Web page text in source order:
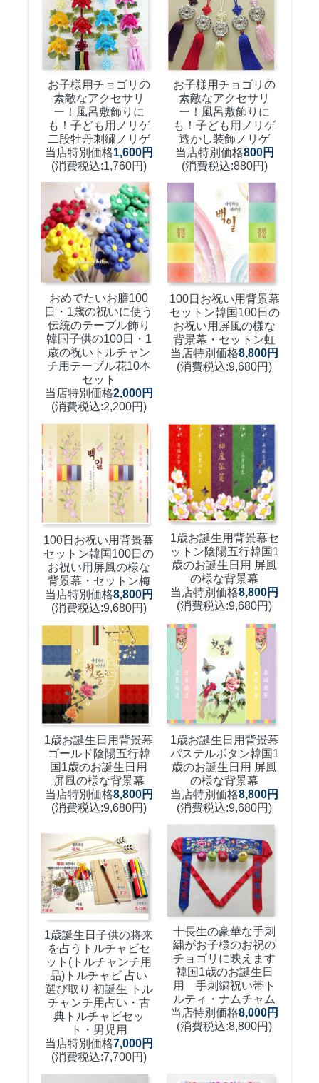
お子様用チョゴリの
素敵なアクセサリ
ー！風呂敷飾りに
も！ 子ども用ノリゲ
二段牡丹刺繍ノリゲ
当店特別価格1,600円
(消費税込:1,760円)
お子様用チョゴリの
素敵なアクセサリ
ー！風呂敷飾りに
も！子ども用ノリゲ
透かし装飾ノリゲ
当店特別価格800円
(消費税込:880円)
おめでたいお膳100
日・1歳の祝いに使う
伝統のテーブル飾り
韓国子供の100日・1
歳の祝いトルチャン
チ用テーブル花10本
セット
当店特別価格2,000円
(消費税込:2,200円)
100日お祝い用背景幕
セットン韓国100日の
お祝い用屏風の様な
背景幕・セットン虹
当店特別価格8,800円
(消費税込:9,680円)
100日お祝い用背景幕
セットン韓国100日の
お祝い用屏風の様な
背景幕・セットン梅
当店特別価格8,800円
(消費税込:9,680円)
1歳お誕生用背景幕セ
ットン陰陽五行韓国1
歳のお誕生日用 屏風
の様な背景幕
当店特別価格8,800円
(消費税込:9,680円)
1歳お誕生日用背景幕
ゴールド陰陽五行韓
国1歳のお誕生日用
屏風の様な背景幕
当店特別価格8,800円
(消費税込:9,680円)
1歳お誕生日用背景幕
パステルボタン韓国1
歳のお誕生日用 屏風
の様な背景幕
当店特別価格8,800円
(消費税込:9,680円)
1歳誕生日子供の将来
を占うトルチャビセ
ット(トルチャンチ用
品) トルチャビ 占い
選び取り 初誕生 トル
チャンチ用占い・古
典トルチャビセッ
ト・男児用
当店特別価格7,000円
(消費税込:7,700円)
十長生の豪華な手刺
繍がお子様のお祝の
チョゴリに映えます
韓国1歳のお誕生日
用 手刺繍祝い帯ト
ルティ・ナムチャム
当店特別価格8,000円
(消費税込:8,800円)